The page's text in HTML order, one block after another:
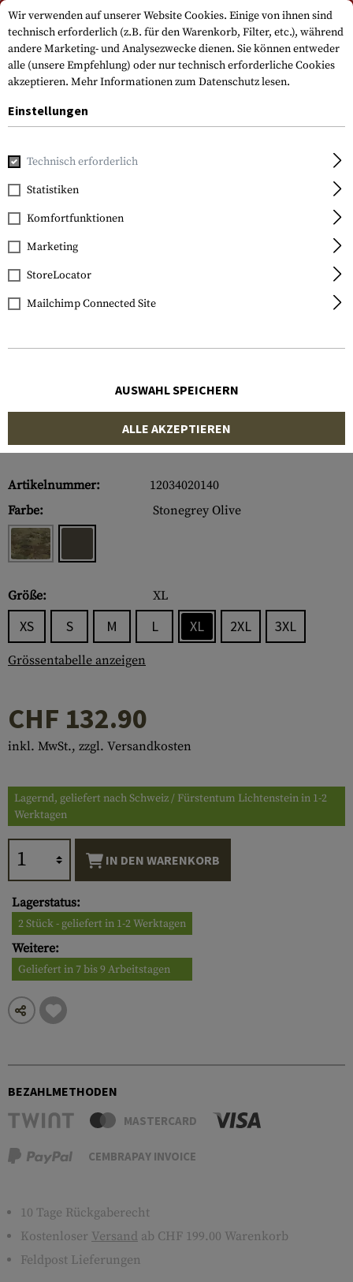
Bitte beachten Sie, dass die Lieferzeiten auf Grund eines Feiertags am
15.08.2026 abweichen können
Raider Field
Clawgear
Raider Field Shirt MK V
Artikelnummer:
12034020140
Farbe:
Stonegrey Olive
Größe: XL
XS S M L XL 2XL 3XL
Grössentabelle anzeigen
CHF 132.90
inkl. MwSt., zzgl. Versandkosten
Lagernd, geliefert nach Schweiz / Fürstentum Lichtenstein in 1-2
Werktagen
IN DEN WARENKORB
Lagerstatus:
2 Stück - geliefert in 1-2 Werktagen
Weitere:
Geliefert in 7 bis 9 Arbeitstagen
BEZAHLMETHODEN
MASTERCARD
CEMBRAPAY INVOICE
10 Tage Rückgaberecht
Kostenloser Versand ab CHF 199.00 Warenkorb
Feldpost Lieferungen
Wir verwenden auf unserer Website Cookies. Einige von ihnen sind
technisch erforderlich (z.B. für den Warenkorb, Filter, etc.), während
andere Marketing- und Analysezwecke dienen. Sie können entweder
alle (unsere Empfehlung) oder nur technisch erforderliche Cookies
akzeptieren. Mehr Informationen zum Datenschutz lesen.
Einstellungen
Technisch erforderlich
Statistiken
Komfortfunktionen
Marketing
StoreLocator
Mailchimp Connected Site
AUSWAHL SPEICHERN
ALLE AKZEPTIEREN